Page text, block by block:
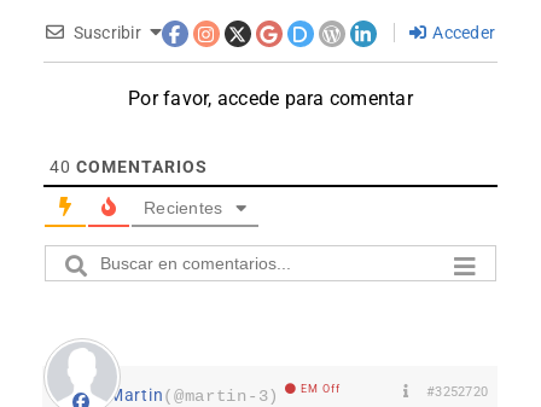
Suscribir Acceder
Por favor, accede para comentar
40 COMENTARIOS
Recientes
Martin(@martin-3) EM Off #3252720